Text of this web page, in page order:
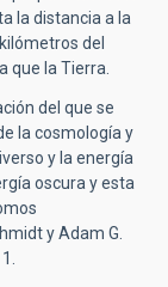
la distancia a la
del
que la Tierra.
del que se
la cosmología y
y la energía
oscura y esta
y Adam G.